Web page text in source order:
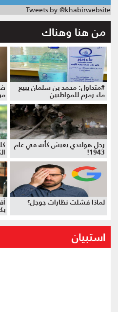
Tweets by @khabirwebsite
من هنا وهناك
#متداول: محمد بن سلمان يبيع
ماء زمزم للمواطنين
رجل هولندي يعيش كأنه في عام
1943!
لماذا فشلت نظارات جوجل؟
استبيان